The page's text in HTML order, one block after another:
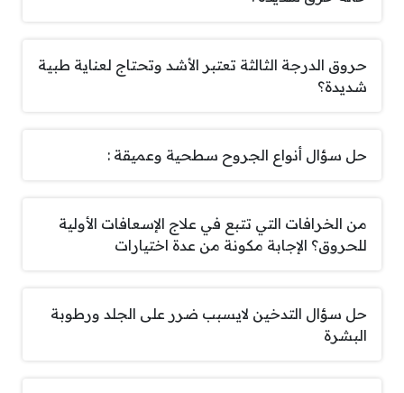
حروق الدرجة الثالثة تعتبر الأشد وتحتاج لعناية طبية
شديدة؟
حل سؤال أنواع الجروح سطحية وعميقة :
من الخرافات التي تتبع في علاج الإسعافات الأولية
للحروق؟ الإجابة مكونة من عدة اختيارات
حل سؤال التدخين لايسبب ضرر على الجلد ورطوبة
البشرة